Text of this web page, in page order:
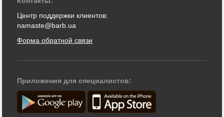
Центр поддержки клиентов:
namaste@barb.ua
Форма обратной связи
Приложения для специалистов: